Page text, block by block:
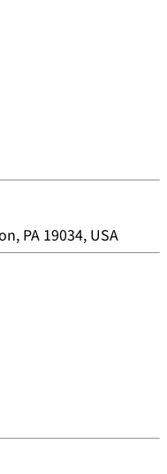
PA 19034, USA